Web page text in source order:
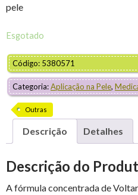
pele
Esgotado
Código: 5380571
Categoria:Aplicação na Pele,
Outras
Descrição Detalhes
Descrição do
A fórmula concentrada de